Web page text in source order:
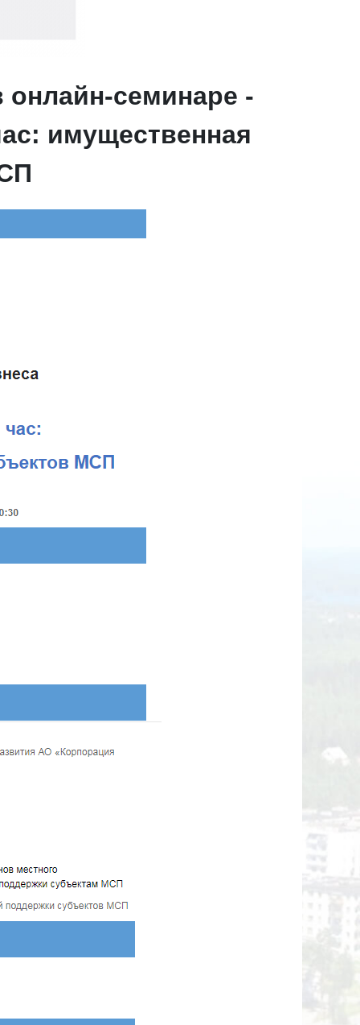
семинаре -
имущественная